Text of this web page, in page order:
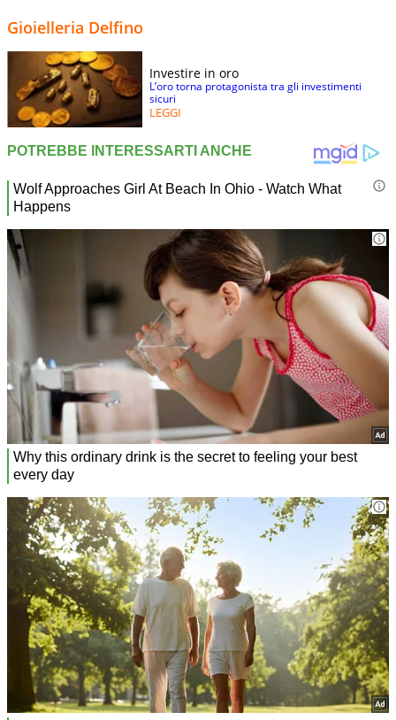
Gioielleria Delfino
Investire in oro
L’oro torna protagonista tra gli investimenti
sicuri
LEGGI